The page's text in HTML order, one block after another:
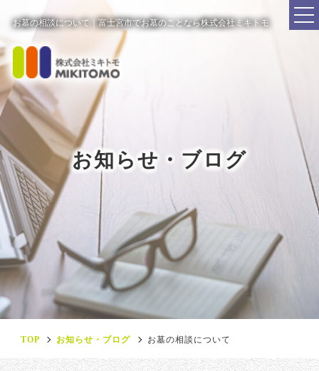
お墓の相談について｜富士宮市でお墓のことなら株式会社ミキトモ
お知らせ・ブログ
TOP お知らせ・ブログ お墓の相談について